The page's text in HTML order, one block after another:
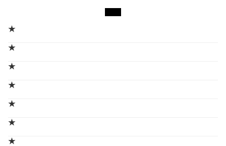
★
★
★
★
★
★
★